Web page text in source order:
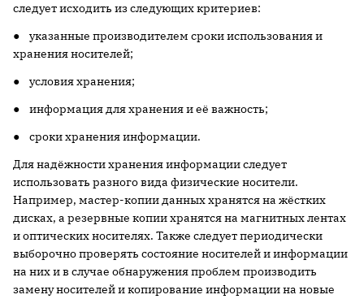
следует исходить из следующих критериев:
● указанные производителем сроки использования и
хранения носителей;
● условия хранения;
● информация для хранения и её важность;
● сроки хранения информации.
Для надёжности хранения информации следует
использовать разного вида физические носители.
Например, мастер-копии данных хранятся на жёстких
дисках, а резервные копии хранятся на магнитных лентах
и оптических носителях. Также следует периодически
выборочно проверять состояние носителей и информации
на них и в случае обнаружения проблем производить
замену носителей и копирование информации на новые